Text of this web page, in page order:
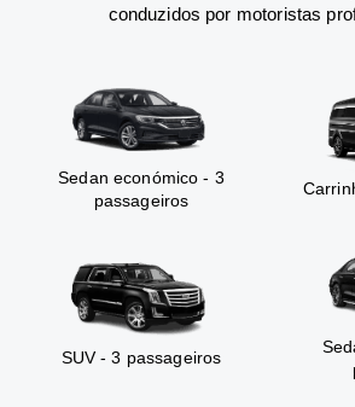
conduzidos por motoristas
Sedan económico - 3
passageiros
SUV - 3 passageiros